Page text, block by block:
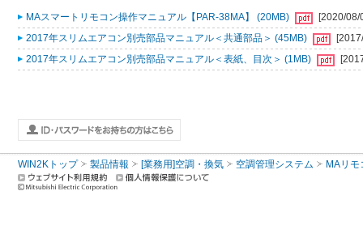
MAスマートリモコン操作マニュアル【PAR-38MA】 (20MB)
[2020/08/
2017年スリムエアコン別売部品マニュアル＜共通部品＞ (45MB)
2017年スリムエアコン別売部品マニュアル＜表紙、目次＞ (1MB)
WIN2Kトップ 製品情報 [業務用]空調・換気 空調管理システム MAリモ